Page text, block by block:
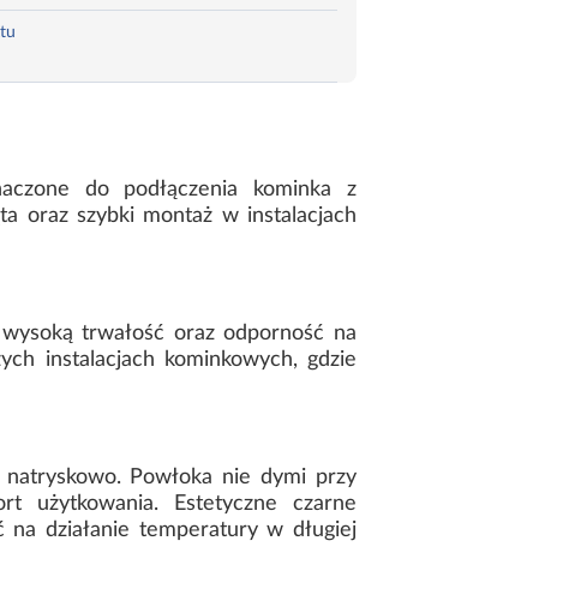
do podłączenia kominka z
oraz szybki montaż w instalacjach
trwałość oraz odporność na
instalacjach kominkowych, gdzie
Powłoka nie dymi przy
użytkowania. Estetyczne czarne
działanie temperatury w długiej